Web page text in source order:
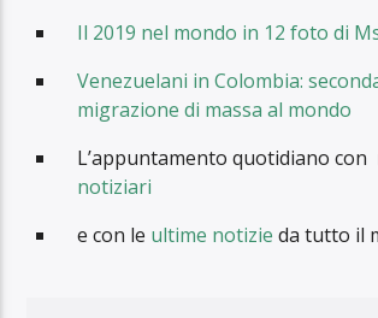
Il 2019 nel mondo in 12 foto di
Venezuelani in Colombia:
migrazione di massa al mondo
L’appuntamento quotidiano
notiziari
e con le ultime notizie da tutto il